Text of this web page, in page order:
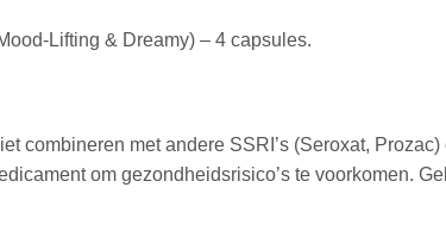
Lifting & Dreamy) – 4 capsules.
combineren met andere SSRI’s (Seroxat,
om gezondheidsrisico’s te voorkomen.